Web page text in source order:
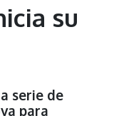
su
serie de
para